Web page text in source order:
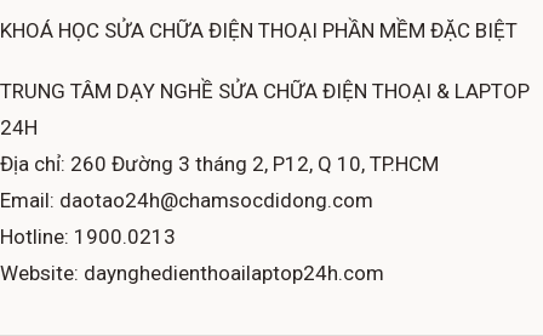
KHOÁ HỌC SỬA CHỮA ĐIỆN THOẠI PHẦN MỀM ĐẶC BIỆT
TRUNG TÂM DẠY NGHỀ SỬA CHỮA ĐIỆN THOẠI & LAPTOP
24H
Địa chỉ: 260 Đường 3 tháng 2, P12, Q 10, TP.HCM
Email: daotao24h@chamsocdidong.com
Hotline: 1900.0213
Website: daynghedienthoailaptop24h.com